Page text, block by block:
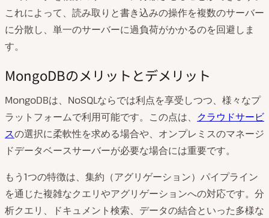
これによって、読み取りと書き込みの操作を複数のサーバー
に分散し、単一のサーバーに過負荷がかかるのを回避しま
す。
MongoDBのメリットとデメリット
MongoDBは、NoSQLならでは利点を享受しつつ、様々なプ
ラットフォームで利用可能です。この点は、 クラウドサービ
スの選択に柔軟性を求める場合や、オンプレミスのマネージ
ドデータベースサーバーが必要な場合には重要です。
もう1つの特徴は、集約（アグリゲーション）パイプライン
を通じた複雑なクエリやアグリゲーションへの対応です。分
析クエリ、ドキュメント検索、データの結合といった多様な